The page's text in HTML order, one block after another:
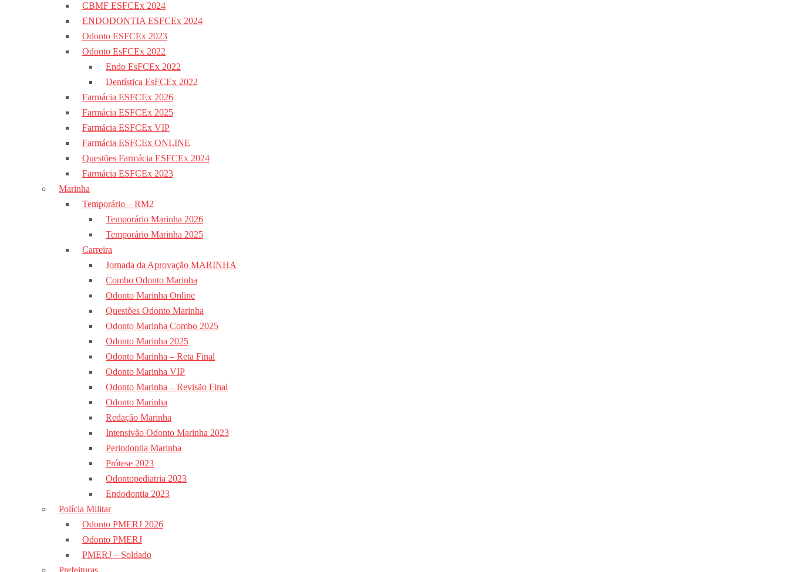
CBMF ESFCEx 2024
ENDODONTIA ESFCEx 2024
Odonto ESFCEx 2023
Odonto EsFCEx 2022
Endo EsFCEx 2022
Dentística EsFCEx 2022
Farmácia ESFCEx 2026
Farmácia ESFCEx 2025
Farmácia ESFCEx VIP
Farmácia ESFCEx ONLINE
Questões Farmácia ESFCEx 2024
Farmácia ESFCEx 2023
Marinha
Temporário – RM2
Temporário Marinha 2026
Temporário Marinha 2025
Carreira
Jornada da Aprovação MARINHA
Combo Odonto Marinha
Odonto Marinha Online
Questões Odonto Marinha
Odonto Marinha Combo 2025
Odonto Marinha 2025
Odonto Marinha – Reta Final
Odonto Marinha VIP
Odonto Marinha – Revisão Final
Odonto Marinha
Redação Marinha
Intensivão Odonto Marinha 2023
Periodontia Marinha
Prótese 2023
Odontopediatria 2023
Endodontia 2023
Polícia Militar
Odonto PMERJ 2026
Odonto PMERJ
PMERJ – Soldado
Prefeituras